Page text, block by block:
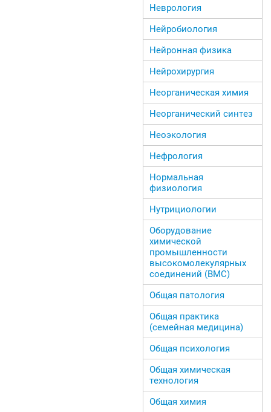
Неврология
Нейробиология
Нейронная физика
Нейрохирургия
Неорганическая химия
Неорганический синтез
Неоэкология
Нефрология
Нормальная
физиология
Нутрициологии
Оборудование
химической
промышленности
высокомолекулярных
соединений (ВМС)
Общая патология
Общая практика
(семейная медицина)
Общая психология
Общая химическая
технология
Общая химия